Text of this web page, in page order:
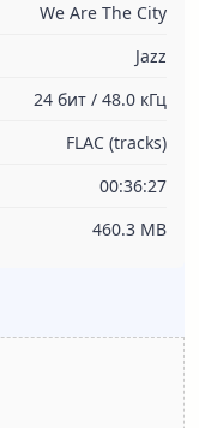
We Are The City
Jazz
24 бит / 48.0 кГц
FLAC (tracks)
00:36:27
460.3 MB